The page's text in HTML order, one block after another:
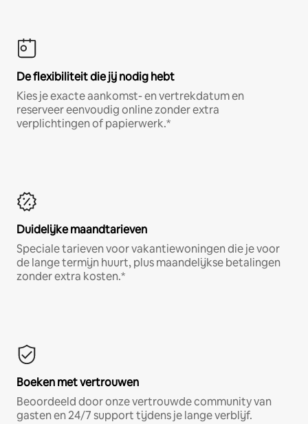
De flexibiliteit die jij nodig hebt
Kies je exacte aankomst- en vertrekdatum en
reserveer eenvoudig online zonder extra
verplichtingen of papierwerk.*
Duidelijke maandtarieven
Speciale tarieven voor vakantiewoningen die je voor
de lange termijn huurt, plus maandelijkse betalingen
zonder extra kosten.*
Boeken met vertrouwen
Beoordeeld door onze vertrouwde community van
gasten en 24/7 support tijdens je lange verblijf.